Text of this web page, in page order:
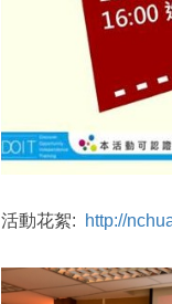
活動花絮: http://